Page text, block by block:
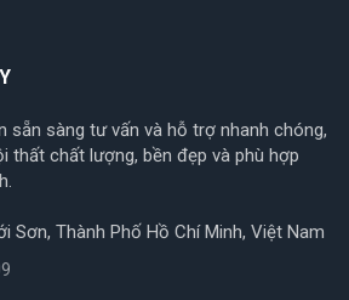
sẵn sàng tư vấn và hỗ trợ nhanh chóng,
thất chất lượng, bền đẹp và phù hợp
Sơn, Thành Phố Hồ Chí Minh, Việt Nam